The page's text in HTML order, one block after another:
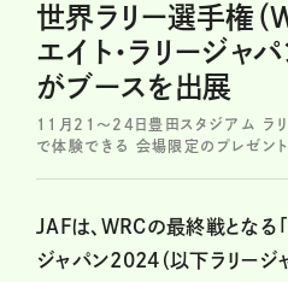
世界ラリー選手権（
エイト・ラリージャ
がブースを出展
11月21～24日豊田スタジアム ラリ
で体験できる 会場限定のプレゼント
JAFは、WRCの最終戦となる
ジャパン2024（以下ラリージ